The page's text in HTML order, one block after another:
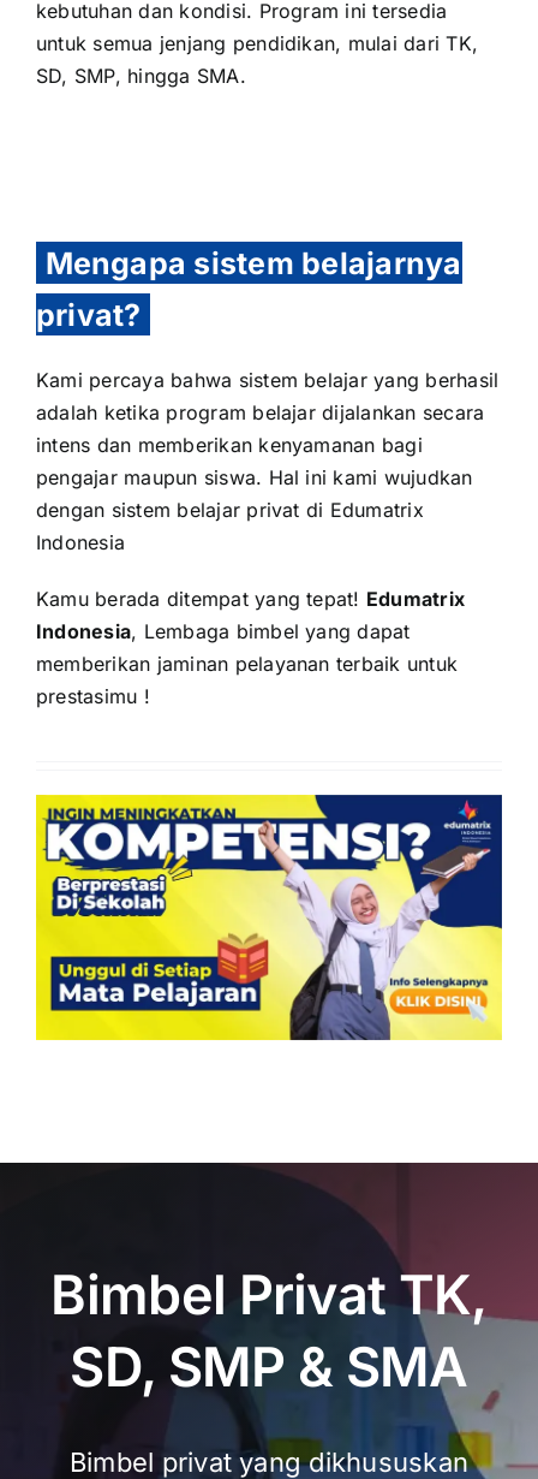
kebutuhan dan kondisi. Program ini tersedia
untuk semua jenjang pendidikan, mulai dari TK,
SD, SMP, hingga SMA.
Mengapa sistem belajarnya
privat?
Kami percaya bahwa sistem belajar yang berhasil
adalah ketika program belajar dijalankan secara
intens dan memberikan kenyamanan bagi
pengajar maupun siswa. Hal ini kami wujudkan
dengan sistem belajar privat di Edumatrix
Indonesia
Kamu berada ditempat yang tepat! Edumatrix
Indonesia, Lembaga bimbel yang dapat
memberikan jaminan pelayanan terbaik untuk
prestasimu !
Bimbel Privat TK,
SD, SMP & SMA
Bimbel privat yang dikhususkan